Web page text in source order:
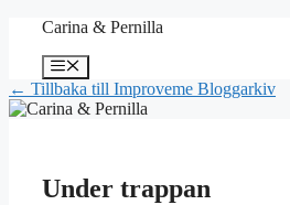
Hoppa
innehåll
Carina & Pernilla
Meny
← Tillbaka till Improveme Bloggarkiv
Under trappan